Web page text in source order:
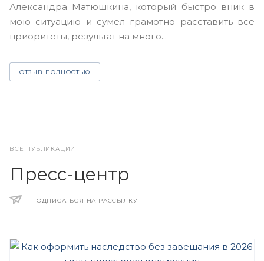
Александра Матюшкина, который быстро вник в
мою ситуацию и сумел грамотно расставить все
приоритеты, результат на много...
ОТЗЫВ ПОЛНОСТЬЮ
ВСЕ ПУБЛИКАЦИИ
Пресс-центр
ПОДПИСАТЬСЯ НА РАССЫЛКУ